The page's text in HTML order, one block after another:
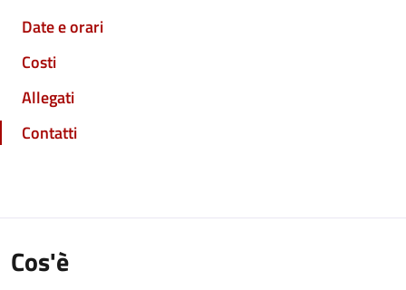
Date e orari
Costi
Allegati
Contatti
Cos'è